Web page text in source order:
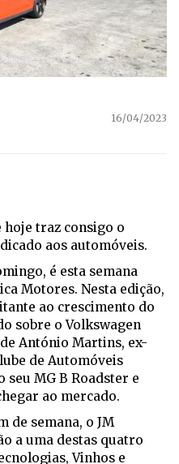
16/04/2023
hoje traz consigo o
aos automóveis.
é esta semana
Motores. Nesta edição,
ao crescimento do
sobre o Volkswagen
António Martins, ex-
de Automóveis
seu MG B Roadster e
ao mercado.
de semana, o JM
a uma destas quatro
Vinhos e